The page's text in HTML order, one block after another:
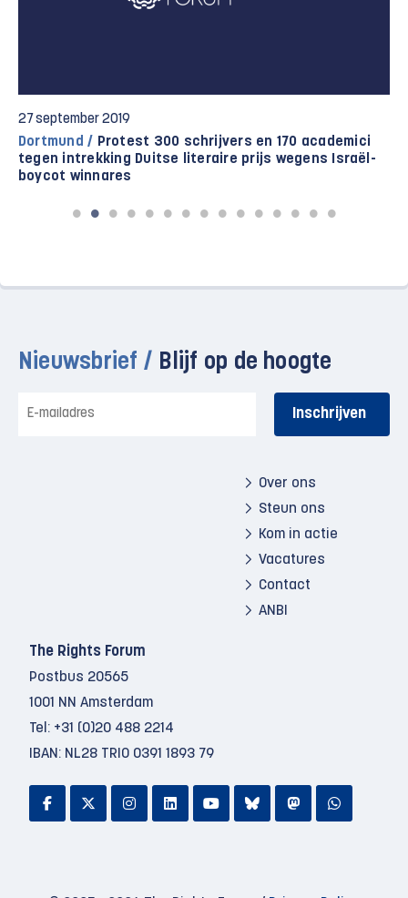
27 september 2019
Dortmund / Protest 300 schrijvers en 170 academici
tegen intrekking Duitse literaire prijs wegens Israël-
boycot winnares
Nieuwsbrief / Blijf op de hoogte
mailadres
Over ons
Steun ons
Kom in actie
Vacatures
Contact
ANBI
The Rights Forum
Postbus 20565
1001 NN Amsterdam
Tel: +31 (0)20 488 2214
IBAN: NL28 TRIO 0391 1893 79